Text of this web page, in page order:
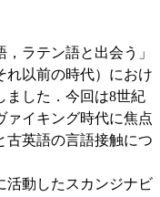
ラテン語と出会う」
れ以前の時代）におけ
ました．今回は8世紀
ァイキング時代に焦点
古英語の言語接触につ
動したスカンジナビ